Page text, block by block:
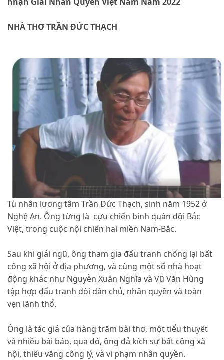
NHÀ THƠ TRẦN ĐỨC THẠCH
Tù nhân lương tâm Trần Đức Thạch, sinh năm 1952 ở
Nghệ An. Ông từng là cựu chiến binh quân đội Bắc
Việt, trong cuộc nội chiến hai miền Nam-Bắc.
Sau khi giải ngũ, ông tham gia đấu tranh chống lại bất
công xã hội ở địa phương, và cùng một số nhà hoạt
động khác như Nguyễn Xuân Nghĩa và Vũ Văn Hùng
tập hợp đấu tranh đòi dân chủ, nhân quyền và toàn
vẹn lãnh thổ.
Ông là tác giả của hàng trăm bài thơ, một tiểu thuyết
và nhiều bài báo, qua đó, ông đả kích sự bất công xã
hội, thiếu vắng công lý, và vi phạm nhân quyền.